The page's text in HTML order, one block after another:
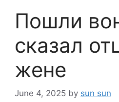
Пошли
сказал
жене
June 4, 2025 by sun sun